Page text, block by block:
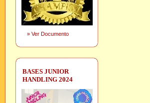
» Ver Documento
BASES JUNIOR
HANDLING 2024